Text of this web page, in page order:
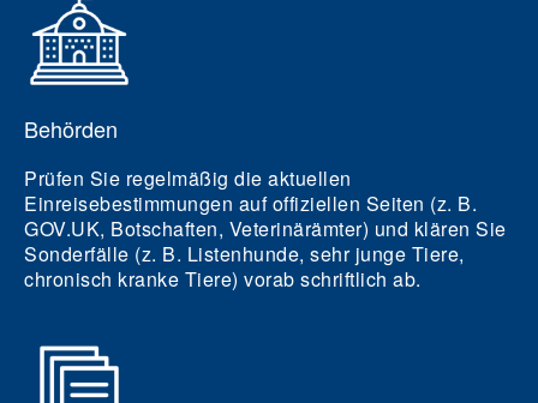
Behörden
Prüfen Sie regelmäßig die aktuellen
Einreisebestimmungen auf offiziellen Seiten (z. B.
GOV.UK, Botschaften, Veterinärämter) und klären Sie
Sonderfälle (z. B. Listenhunde, sehr junge Tiere,
chronisch kranke Tiere) vorab schriftlich ab.